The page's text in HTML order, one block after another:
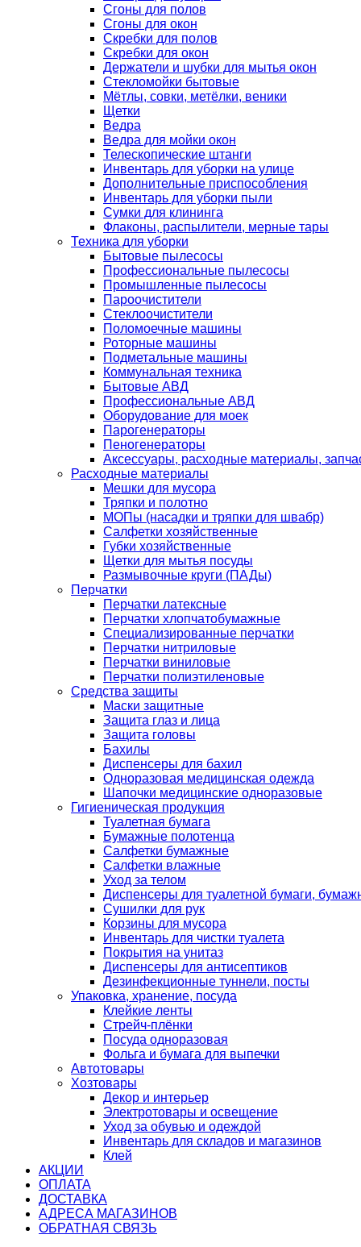
Сгоны для полов
Сгоны для окон
Скребки для полов
Скребки для окон
Держатели и шубки для мытья окон
Стекломойки бытовые
Мётлы, совки, метёлки, веники
Щетки
Ведра
Ведра для мойки окон
Телескопические штанги
Инвентарь для уборки на улице
Дополнительные приспособления
Инвентарь для уборки пыли
Сумки для клининга
Флаконы, распылители, мерные тары
Техника для уборки
Бытовые пылесосы
Профессиональные пылесосы
Промышленные пылесосы
Пароочистители
Стеклоочистители
Поломоечные машины
Роторные машины
Подметальные машины
Коммунальная техника
Бытовые АВД
Профессиональные АВД
Оборудование для моек
Парогенераторы
Пеногенераторы
Аксессуары, расходные материалы,
Расходные материалы
Мешки для мусора
Тряпки и полотно
МОПы (насадки и тряпки для швабр)
Салфетки хозяйственные
Губки хозяйственные
Щетки для мытья посуды
Размывочные круги (ПАДы)
Перчатки
Перчатки латексные
Перчатки хлопчатобумажные
Специализированные перчатки
Перчатки нитриловые
Перчатки виниловые
Перчатки полиэтиленовые
Средства защиты
Маски защитные
Защита глаз и лица
Защита головы
Бахилы
Диспенсеры для бахил
Одноразовая медицинская одежда
Шапочки медицинские одноразовые
Гигиеническая продукция
Туалетная бумага
Бумажные полотенца
Салфетки бумажные
Салфетки влажные
Уход за телом
Диспенсеры для туалетной бумаги,
Сушилки для рук
Корзины для мусора
Инвентарь для чистки туалета
Покрытия на унитаз
Диспенсеры для антисептиков
Дезинфекционные туннели, посты
Упаковка, хранение, посуда
Клейкие ленты
Стрейч-плёнки
Посуда одноразовая
Фольга и бумага для выпечки
Автотовары
Хозтовары
Декор и интерьер
Электротовары и освещение
Уход за обувью и одеждой
Инвентарь для складов и магазинов
Клей
АКЦИИ
ОПЛАТА
ДОСТАВКА
АДРЕСА МАГАЗИНОВ
ОБРАТНАЯ СВЯЗЬ